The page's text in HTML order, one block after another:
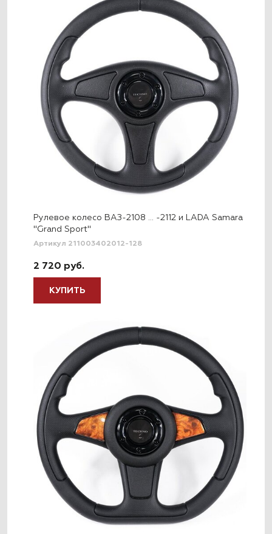
Рулевое колесо ВАЗ-2108 … -2112 и LADA Samara
"Grand Sport"
Артикул 211003402012-128
2 720 руб.
КУПИТЬ